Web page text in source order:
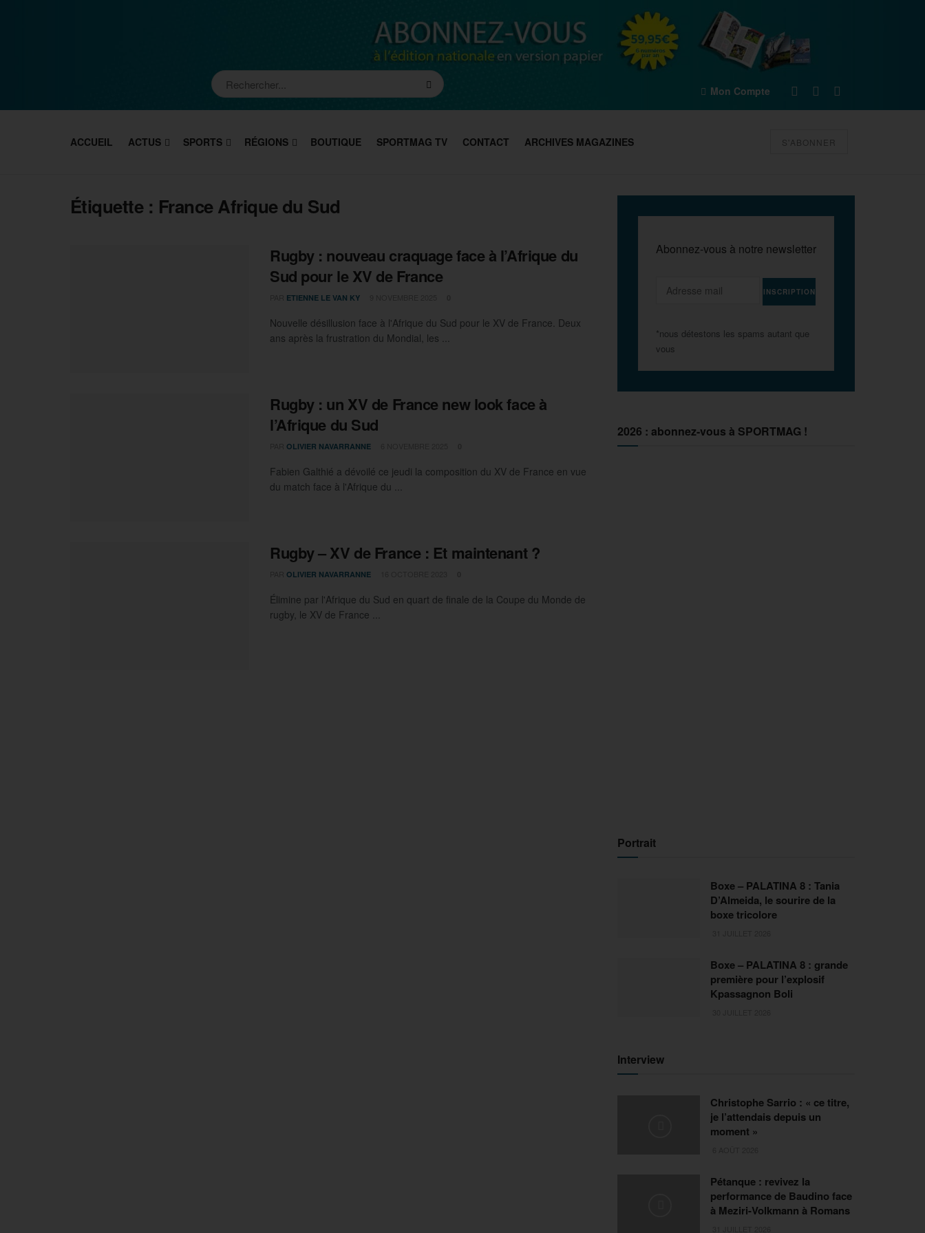
Mon Compte
ACCUEIL ACTUS SPORTS RÉGIONS BOUTIQUE SPORTMAG TV CONTACT ARCHIVES MAGAZINES S'ABONNER
Étiquette : France Afrique du Sud
Rugby : nouveau craquage face à l’Afrique du
Sud pour le XV de France
ETIENNE LE VAN KY
Nouvelle désillusion face à l'Afrique du Sud pour le XV de France. Deux
ans après la frustration du Mondial, les ...
Rugby : un XV de France new look face à
l’Afrique du Sud
OLIVIER NAVARRANNE
Fabien Galthié a dévoilé ce jeudi la composition du XV de France en vue
du match face à l'Afrique du ...
Rugby – XV de France : Et maintenant ?
OLIVIER NAVARRANNE
Élimine par l'Afrique du Sud en quart de finale de la Coupe du Monde de
rugby, le XV de France ...
Abonnez-vous à notre newsletter
*nous détestons les spams autant que
vous
2026 : abonnez-vous à SPORTMAG !
Portrait
Boxe – PALATINA 8 : Tania
D’Almeida, le sourire de la
boxe tricolore
Boxe – PALATINA 8 : grande
première pour l’explosif
Kpassagnon Boli
Interview
Christophe Sarrio : « ce titre,
je l’attendais depuis un
moment »
Pétanque : revivez la
performance de Baudino face
à Meziri-Volkmann à Romans